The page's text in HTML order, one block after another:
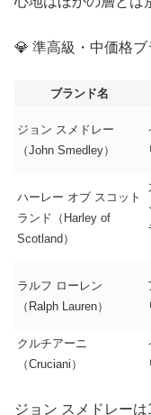
💎 準高級・中価格ブ
ブランド名
ジョン スメドレー
（John Smedley）
ハーレー オブ スコット
ランド（Harley of
Scotland）
ラルフ ローレン
（Ralph Lauren）
クルチアーニ
（Cruciani）
ジョン スメドレー